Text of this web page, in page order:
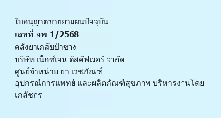
ใบอนุญาตขายยาแผนปัจจุบัน
เลขที่ ลพ 1/2568
คลังยาเภสัชป่าซาง
บริษัท เน็กซ์เจน ดิสคัฟเวอร์ จำกัด
ศูนย์จำหน่าย ยา เวชภัณฑ์
﻿อุปกรณ์การแพทย์ และผลิตภัณฑ์สุขภาพ บริหารงานโดย
เภสัชกร